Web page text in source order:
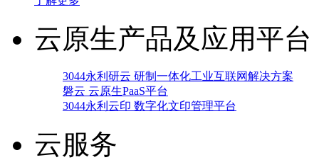
云原生产品及应用平台
3044永利研云 研制一体化工业互联网解决方案
磐云 云原生PaaS平台
3044永利云印 数字化文印管理平台
云服务